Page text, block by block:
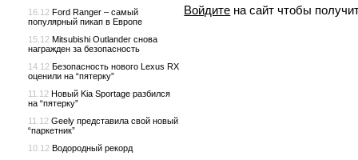
Войдите на сайт чтобы
16.12 Ford Ranger – самый
популярный пикап в Европе
15.12 Mitsubishi Outlander снова
награжден за безопасность
14.12 Безопасность нового Lexus RX
оценили на “пятерку”
11.12 Новый Kia Sportage разбился
на “пятерку”
11.12 Geely представила свой новый
“паркетник”
10.12 Водородный рекорд